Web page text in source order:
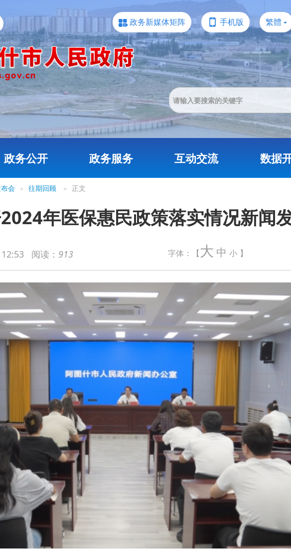
政务新媒体矩阵 手机版 繁體
政务公开 政务服务 互动交流 数据
会 » 往期回顾 » 正文
年医保惠民政策落实情况新闻
阅读： 913 字体：【大 中 小 】
况新闻发布会。市医疗保障局相关负责同志介绍了2024年阿图什市医保惠民政策落
已参保25.91万人，参保率为99.35%。全市困难群体就医21.71万人次，医疗费总额
基金支出1333万元，医疗救助基金支出1847.82万元，确保了特殊人员全部纳入保
器官移植术后抗排异治疗三种重特大疾病患者开通转外就医备案绿色通道专用证